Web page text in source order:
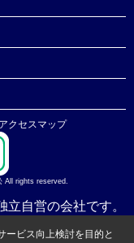
アクセスマップ
All rights reserved.
自営の会社です。
ービス向上検討を目的と